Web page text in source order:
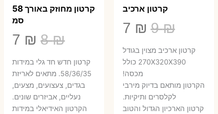
קרטון ארכיב
9₪
המחיר
המקורי
היה:
9 ₪.
7 ₪
הנוכחי
הוא:
קרטון ארכיב מצוין בגודל
270X320X390 כולל
מכסה!
הקרטון מותאם בדיוק מירבי
לקלסרים ותיקיות.
קרטון הארכיון הגדול והטוב
קרטון מחוזק באורך 58
סמ
8₪
היה:
8 ₪.
7 ₪
7 ₪.
קרטון חדש חד גלי במידות
58/36/35. מתאים לאריזת
בגדים, צעצועים, מצעים,
נעליים, אביזרים שונים.
הקרטון האידיאלי במידות